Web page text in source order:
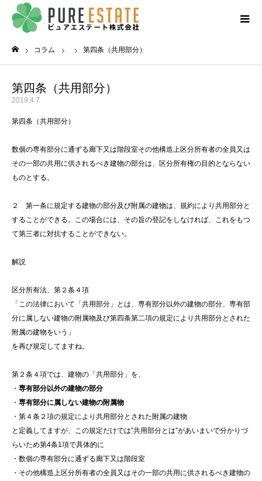
コラム 第四条（共用部分）
第四条（共用部分）
2019.4.7
第四条（共用部分）
数個の専有部分に通ずる廊下又は階段室その他構造上区分所有者の全員又は
その一部の共用に供されるべき建物の部分は、区分所有権の目的とならない
ものとする。
２ 第一条に規定する建物の部分及び附属の建物は、規約により共用部分と
することができる。この場合には、その旨の登記をしなければ、これをもつ
て第三者に対抗することができない。
解説
区分所有法、第２条４項
「この法律において「共用部分」とは、専有部分以外の建物の部分、専有部
分に属しない建物の附属物及び第四条第二項の規定により共用部分とされた
附属の建物をいう」
を再び規定してますね。
第２条４項では、建物の「共用部分」を、
・ 専有部分以外の建物の部分
・ 専有部分に属しない建物の附属物
・第４条２項の規定により共用部分とされた附属の建物
と定義してますが、この規定だけでは”共用部分とは”があいまいで分かりづ
らいため第4条1項で具体的に
・数個の専有部分に通ずる廊下又は階段室
・その他構造上区分所有者の全員又はその一部の共用に供されるべき建物の